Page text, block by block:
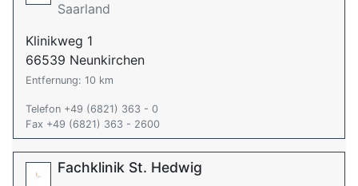
Saarland
Klinikweg 1
66539 Neunkirchen
Entfernung: 10 km
Telefon +49 (6821) 363 - 0
Fax +49 (6821) 363 - 2600
Fachklinik St. Hedwig